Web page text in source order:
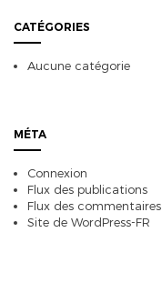
CATÉGORIES
Aucune catégorie
MÉTA
Connexion
Flux des publications
Flux des commentaires
Site de WordPress-FR